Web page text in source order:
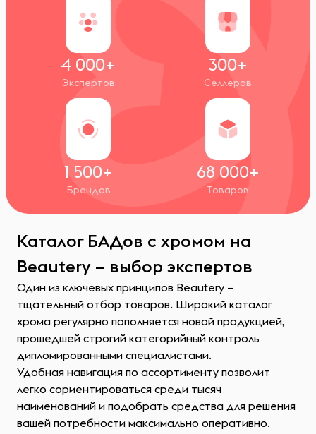
4 000+
Экспертов
300+
Селлеров
1 500+
Брендов
68 000+
Товаров
Каталог БАДов с хромом на
Beautery – выбор экспертов
Один из ключевых принципов Beautery –
тщательный отбор товаров. Широкий каталог
хрома регулярно пополняется новой продукцией,
прошедшей строгий категорийный контроль
дипломированными специалистами.
Удобная навигация по ассортименту позволит
легко сориентироваться среди тысяч
наименований и подобрать средства для решения
вашей потребности максимально оперативно.